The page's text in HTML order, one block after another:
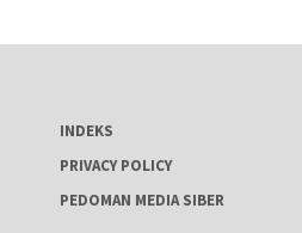
INDEKS
PRIVACY POLICY
PEDOMAN MEDIA SIBER